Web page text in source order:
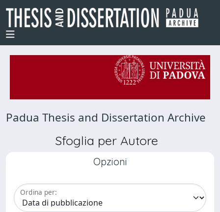
Padua Thesis and Dissertation Archive
Sfoglia per Autore
Opzioni
Ordina per: